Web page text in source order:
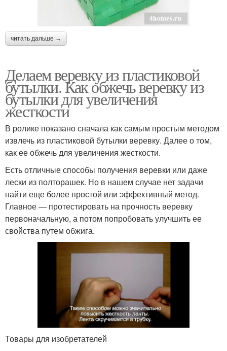
читать дальше →
Делаем веревку из пластиковой
бутылки. Как обжечь веревку из
бутылки для увеличения
жесткости
В ролике показано сначала как самым простым методом
извлечь из пластиковой бутылки веревку. Далее о том,
как ее обжечь для увеличения жесткости.
Есть отличные способы получения веревки или даже
лески из полторашек. Но в нашем случае нет задачи
найти еще более простой или эффективный метод.
Главное — протестировать на прочность веревку
первоначальную, а потом попробовать улучшить ее
свойства путем обжига.
Товары для изобретателей